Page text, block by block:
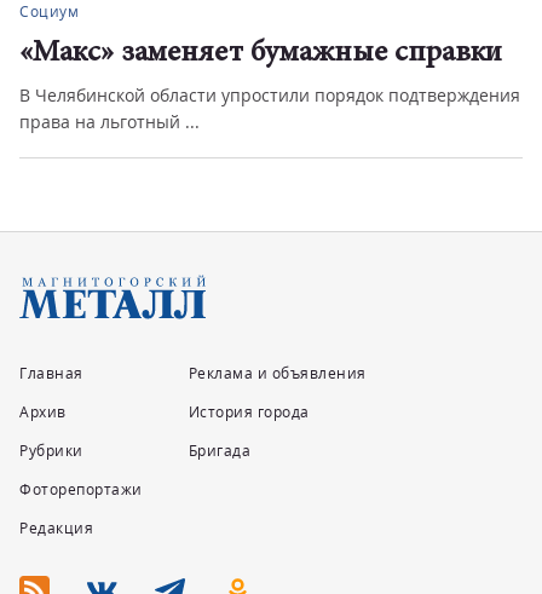
Социум
«Макс» заменяет бумажные справки
В Челябинской области упростили порядок подтверждения
права на льготный ...
Главная
Архив
Рубрики
Фоторепортажи
Редакция
Реклама и объявления
История города
Бригада